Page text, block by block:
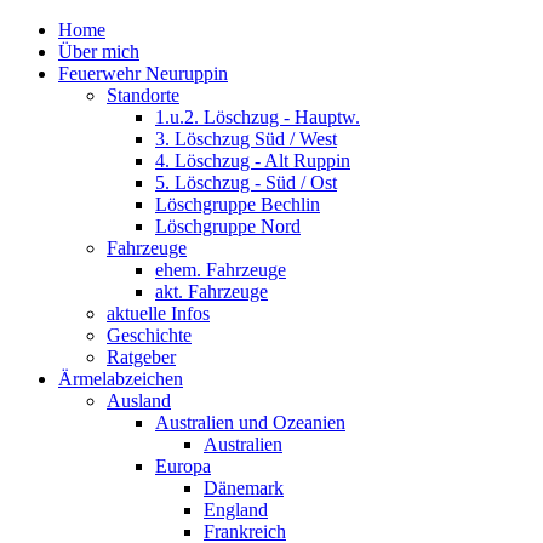
Home
Über mich
Feuerwehr Neuruppin
Standorte
1.u.2. Löschzug - Hauptw.
3. Löschzug Süd / West
4. Löschzug - Alt Ruppin
5. Löschzug - Süd / Ost
Löschgruppe Bechlin
Löschgruppe Nord
Fahrzeuge
ehem. Fahrzeuge
akt. Fahrzeuge
aktuelle Infos
Geschichte
Ratgeber
Ärmelabzeichen
Ausland
Australien und Ozeanien
Australien
Europa
Dänemark
England
Frankreich